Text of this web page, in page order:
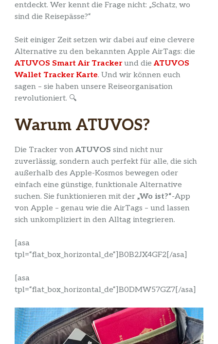
entdeckt. Wer kennt die Frage nicht: „Schatz, wo
sind die Reisepässe?“
Seit einiger Zeit setzen wir dabei auf eine clevere
Alternative zu den bekannten Apple AirTags: die
ATUVOS Smart Air Tracker und die ATUVOS
Wallet Tracker Karte. Und wir können euch
sagen – sie haben unsere Reiseorganisation
revolutioniert. 🔍
Warum ATUVOS?
Die Tracker von ATUVOS sind nicht nur
zuverlässig, sondern auch perfekt für alle, die sich
außerhalb des Apple-Kosmos bewegen oder
einfach eine günstige, funktionale Alternative
suchen. Sie funktionieren mit der „Wo ist?“-App
von Apple – genau wie die AirTags – und lassen
sich unkompliziert in den Alltag integrieren.
[asa
tpl=“flat_box_horizontal_de“]B0B2JX4GF2[/asa]
[asa
tpl=“flat_box_horizontal_de“]B0DMW57GZ7[/asa]